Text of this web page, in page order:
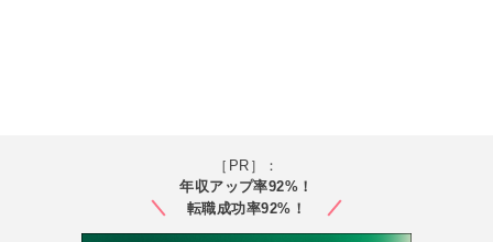
［PR］：
年収アップ率92%！
転職成功率92%！